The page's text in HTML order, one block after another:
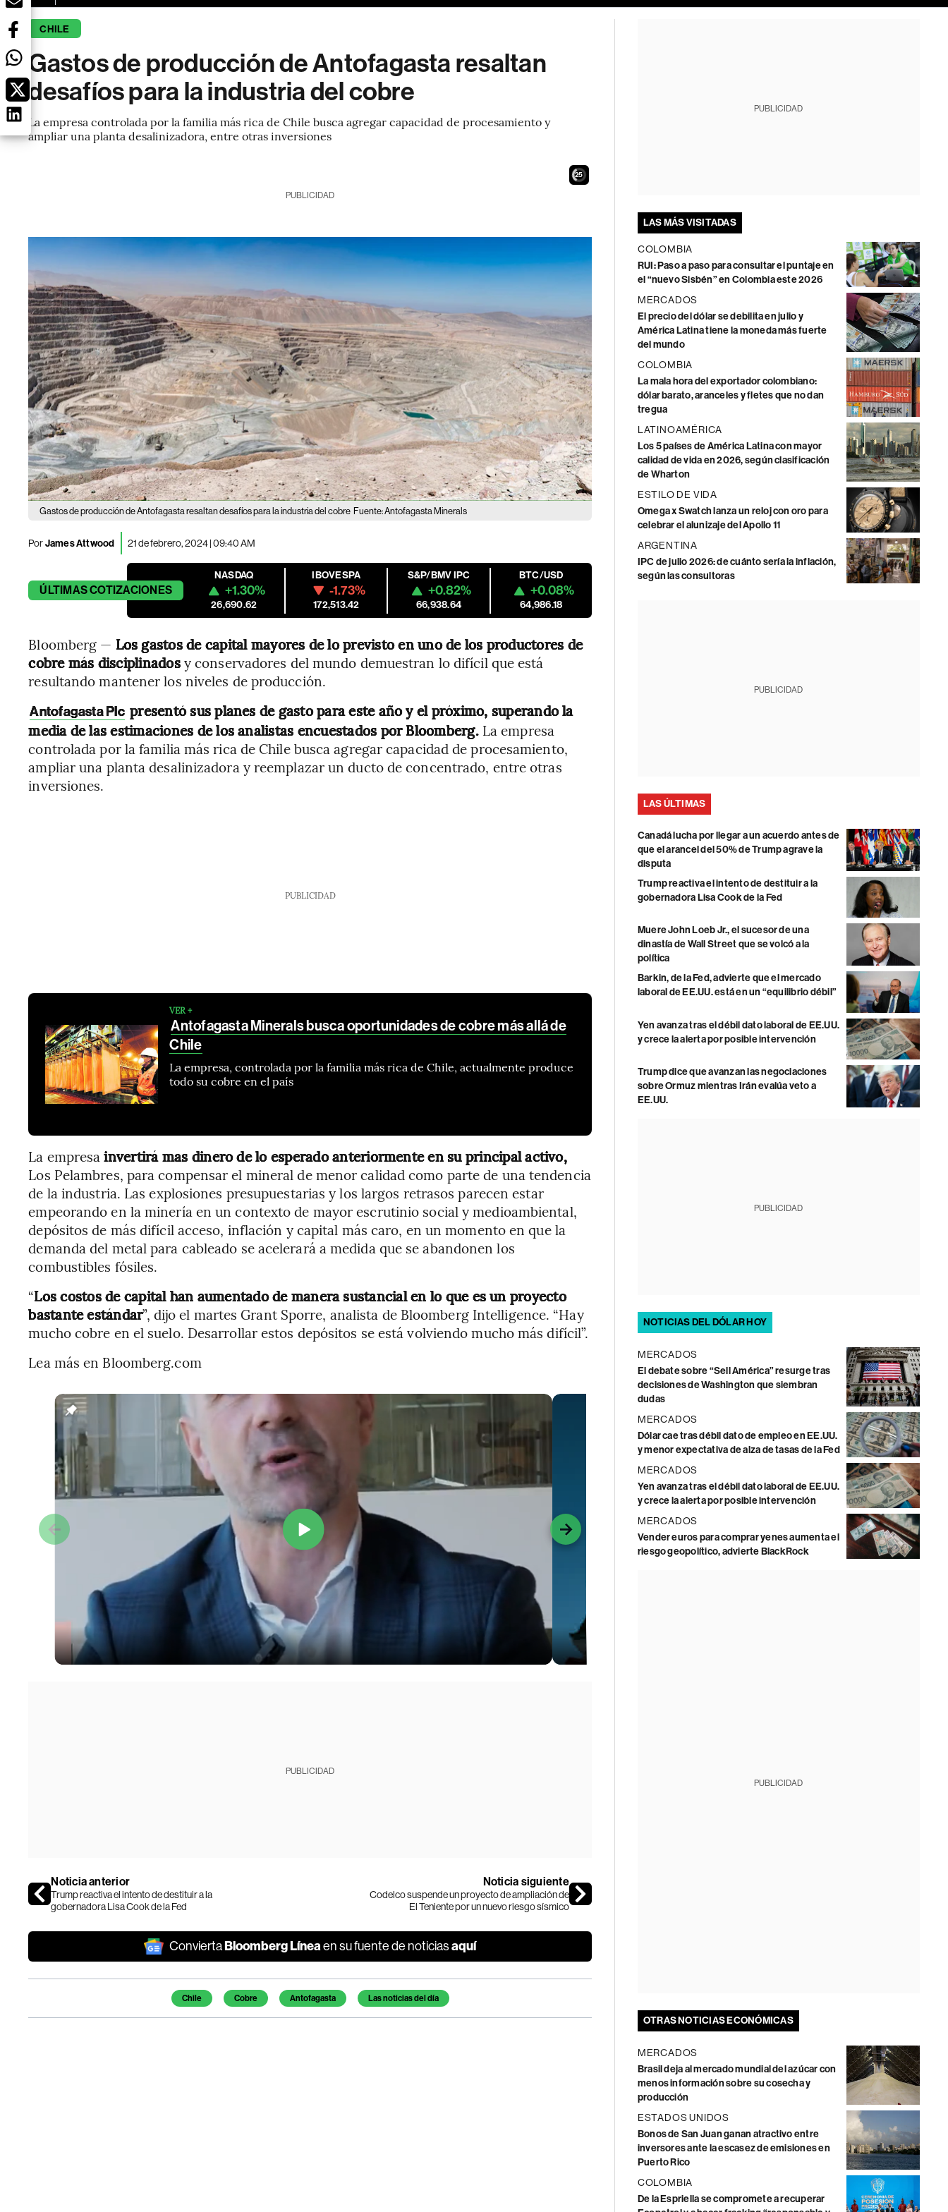
CHILE
Gastos de producción de Antofagasta resaltan
desafíos para la industria del cobre
La empresa controlada por la familia más rica de Chile busca agregar capacidad de procesamiento y
ampliar una planta desalinizadora, entre otras inversiones
23
PUBLICIDAD
Gastos de producción de Antofagasta resaltan desafíos para la industria del cobre Fuente: Antofagasta Minerals
PorJames Attwood 21 de febrero, 2024 | 09:40 AM
ÚLTIMASCOTIZACIONES
NASDAQ
+1.30%
26,690.62
IBOVESPA
-1.73%
172,513.42
S&P/BMV IPC
+0.82%
66,938.64
BTC/USD
+0.08%
64,986.18
Bloomberg — Los gastos de capital mayores de lo previsto en uno de los productores de
cobre más disciplinadosy conservadores del mundo demuestran lo difícil que está
resultando mantener los niveles de producción.
Antofagasta Plc presentó sus planes de gasto para este año y el próximo, superando la
media de las estimaciones de los analistas encuestados por Bloomberg.La empresa
controlada por la familia más rica de Chile busca agregar capacidad de procesamiento,
ampliar una planta desalinizadora y reemplazar un ducto de concentrado, entre otras
inversiones.
PUBLICIDAD
VER +
Antofagasta Minerals busca oportunidades de cobre más allá de
Chile
La empresa, controlada por la familia más rica de Chile, actualmente produce
todo su cobre en el país
La empresainvertirá mas dinero de lo esperado anteriormente en su principal activo,
Los Pelambres, para compensar el mineral de menor calidad como parte de una tendencia
de la industria. Las explosiones presupuestarias y los largos retrasos parecen estar
empeorando en la minería en un contexto de mayor escrutinio social y medioambiental,
depósitos de más difícil acceso, inflación y capital más caro, en un momento en que la
demanda del metal para cableado se acelerará a medida que se abandonen los
combustibles fósiles.
“Los costos de capital han aumentado de manera sustancial en lo que es un proyecto
bastante estándar”, dijo el martes Grant Sporre, analista de Bloomberg Intelligence. “Hay
mucho cobre en el suelo. Desarrollar estos depósitos se está volviendo mucho más difícil”.
Lea más en Bloomberg.com
PUBLICIDAD
Noticia anterior
Trump reactiva el intento de destituir a la
gobernadora Lisa Cook de la Fed
Noticia siguiente
Codelco suspende un proyecto de ampliación de
El Teniente por un nuevo riesgo sísmico
ConviertaBloomberg Líneaen su fuente de noticiasaquí
Chile Cobre Antofagasta Las noticias del día
PUBLICIDAD
LAS MÁS VISITADAS
COLOMBIA
RUI: Paso a paso para consultar el puntaje en
el “nuevo Sisbén” en Colombia este 2026
MERCADOS
El precio del dólar se debilita en julio y
América Latina tiene la moneda más fuerte
del mundo
COLOMBIA
La mala hora del exportador colombiano:
dólar barato, aranceles y fletes que no dan
tregua
LATINOAMÉRICA
Los 5 países de América Latina con mayor
calidad de vida en 2026, según clasificación
de Wharton
ESTILO DE VIDA
Omega x Swatch lanza un reloj con oro para
celebrar el alunizaje del Apollo 11
ARGENTINA
IPC de julio 2026: de cuánto sería la inflación,
según las consultoras
PUBLICIDAD
LAS ÚLTIMAS
Canadá lucha por llegar a un acuerdo antes de
que el arancel del 50% de Trump agrave la
disputa
Trump reactiva el intento de destituir a la
gobernadora Lisa Cook de la Fed
Muere John Loeb Jr., el sucesor de una
dinastía de Wall Street que se volcó a la
política
Barkin, de la Fed, advierte que el mercado
laboral de EE.UU. está en un “equilibrio débil”
Yen avanza tras el débil dato laboral de EE.UU.
y crece la alerta por posible intervención
Trump dice que avanzan las negociaciones
sobre Ormuz mientras Irán evalúa veto a
EE.UU.
PUBLICIDAD
NOTICIAS DEL DÓLAR HOY
MERCADOS
El debate sobre “Sell América” resurge tras
decisiones de Washington que siembran
dudas
MERCADOS
Dólar cae tras débil dato de empleo en EE.UU.
y menor expectativa de alza de tasas de la Fed
MERCADOS
Yen avanza tras el débil dato laboral de EE.UU.
y crece la alerta por posible intervención
MERCADOS
Vender euros para comprar yenes aumenta el
riesgo geopolítico, advierte BlackRock
PUBLICIDAD
OTRAS NOTICIAS ECONÓMICAS
MERCADOS
Brasil deja al mercado mundial del azúcar con
menos información sobre su cosecha y
producción
ESTADOS UNIDOS
Bonos de San Juan ganan atractivo entre
inversores ante la escasez de emisiones en
Puerto Rico
COLOMBIA
De la Espriella se compromete a recuperar